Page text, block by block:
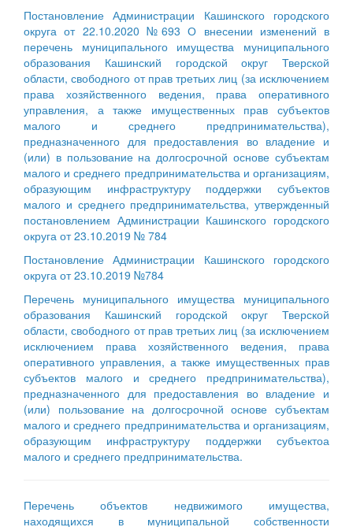
Постановление Администрации Кашинского городского
округа от 22.10.2020 №693 О внесении изменений в
перечень муниципального имущества муниципального
образования Кашинский городской округ Тверской
области, свободного от прав третьих лиц (за исключением
права хозяйственного ведения, права оперативного
управления, а также имущественных прав субъектов
малого и среднего предпринимательства),
предназначенного для предоставления во владение и
(или) в пользование на долгосрочной основе субъектам
малого и среднего предпринимательства и организациям,
образующим инфраструктуру поддержки субъектов
малого и среднего предпринимательства, утвержденный
постановлением Администрации Кашинского городского
округа от 23.10.2019 № 784
Постановление Администрации Кашинского городского
округа от 23.10.2019 №784
Перечень муниципального имущества муниципального
образования Кашинский городской округ Тверской
области, свободного от прав третьих лиц (за исключением
исключением права хозяйственного ведения, права
оперативного управления, а также имущественных прав
субъектов малого и среднего предпринимательства),
предназначенного для предоставления во владение и
(или) пользование на долгосрочной основе субъектам
малого и среднего предпринимательства и организациям,
образующим инфраструктуру поддержки субъектоа
малого и среднего предпринимательства.
Перечень объектов недвижимого имущества,
находящихся в муниципальной собственности